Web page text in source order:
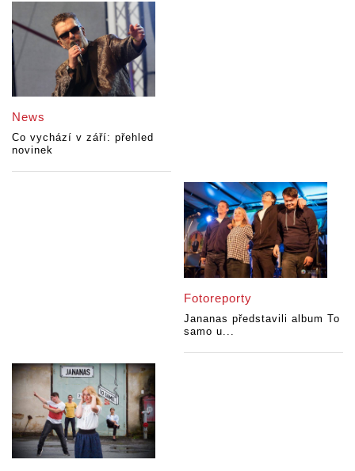
News
Co vychází v září: přehled
novinek
Fotoreporty
Jananas představili album To
samo u...